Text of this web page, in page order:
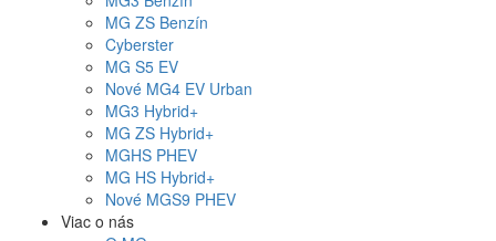
MG ZS Benzín
Cyberster
MG S5 EV
Nové MG4 EV Urban
MG3 Hybrid+
MG ZS Hybrid+
MGHS PHEV
MG HS Hybrid+
Nové MGS9 PHEV
Viac o nás